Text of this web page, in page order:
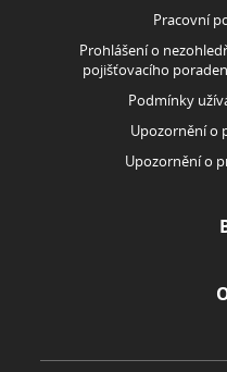
Pracovní
Prohlášení o
pojišťovacího
Podmínky
Upozornění o
Upozornění o